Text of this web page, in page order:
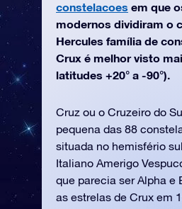
constelacoes em que
modernos dividiram o
Hercules família de
Crux é melhor visto
latitudes +20° a -90°).
Cruz ou o Cruzeiro do
pequena das 88
situada no hemisfério
Italiano Amerigo
que parecia ser Alpha e
as estrelas de Crux em